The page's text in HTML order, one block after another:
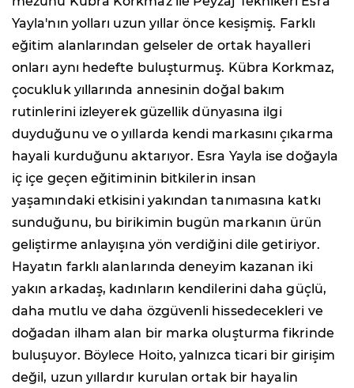
Yayla'nın yolları uzun yıllar önce kesişmiş. Farklı
eğitim alanlarından gelseler de ortak hayalleri
onları aynı hedefte buluşturmuş. Kübra Korkmaz,
çocukluk yıllarında annesinin doğal bakım
rutinlerini izleyerek güzellik dünyasına ilgi
duyduğunu ve o yıllarda kendi markasını çıkarma
hayali kurduğunu aktarıyor. Esra Yayla ise doğayla
iç içe geçen eğitiminin bitkilerin insan
yaşamındaki etkisini yakından tanımasına katkı
sunduğunu, bu birikimin bugün markanın ürün
geliştirme anlayışına yön verdiğini dile getiriyor.
Hayatın farklı alanlarında deneyim kazanan iki
yakın arkadaş, kadınların kendilerini daha güçlü,
daha mutlu ve daha özgüvenli hissedecekleri ve
doğadan ilham alan bir marka oluşturma fikrinde
buluşuyor. Böylece Hoito, yalnızca ticari bir girişim
değil, uzun yıllardır kurulan ortak bir hayalin